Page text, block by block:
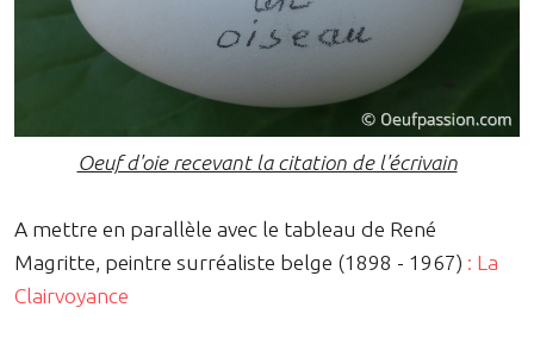
Oeuf d'oie recevant la citation de l'écrivain
A mettre en parallèle avec le tableau de René
Magritte, peintre surréaliste belge (1898 - 1967) : La
Clairvoyance